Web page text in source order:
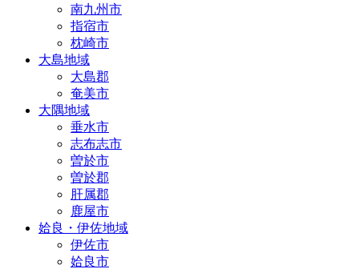
南九州市
指宿市
枕崎市
大島地域
大島郡
奄美市
大隅地域
垂水市
志布志市
曽於市
曽於郡
肝属郡
鹿屋市
姶良・伊佐地域
伊佐市
姶良市